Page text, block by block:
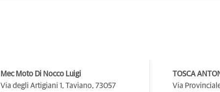
Mec Moto Di Nocco Luigi
Via degli Artigiani 1, Taviano, 73057
TOSCA
Via